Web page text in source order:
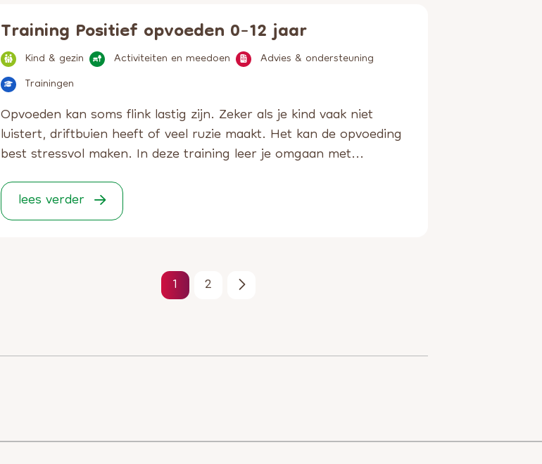
Training Positief opvoeden 0-12 jaar
Kind & gezin Activiteiten en meedoen
Advies & ondersteuning
Trainingen
Opvoeden kan soms flink lastig zijn. Zeker als je kind vaak niet
luistert, driftbuien heeft of veel ruzie maakt. Het kan de opvoeding
best stressvol maken. In deze training leer je omgaan met...
lees verder
1 2